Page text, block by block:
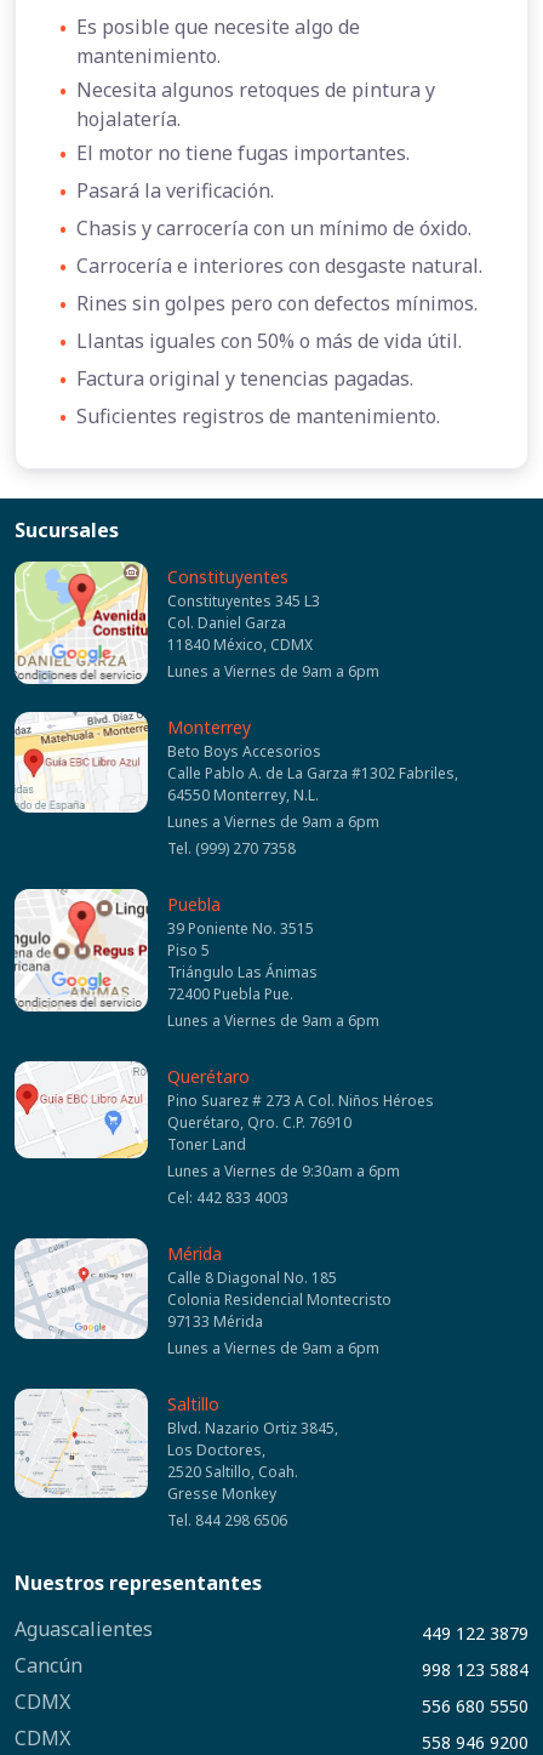
• Es posible que necesite algo de
mantenimiento.
• Necesita algunos retoques de pintura y
hojalatería.
• El motor no tiene fugas importantes.
• Pasará la verificación.
• Chasis y carrocería con un mínimo de óxido.
• Carrocería e interiores con desgaste natural.
• Rines sin golpes pero con defectos mínimos.
• Llantas iguales con 50% o más de vida útil.
• Factura original y tenencias pagadas.
• Suficientes registros de mantenimiento.
Sucursales
Constituyentes
Constituyentes 345 L3
Col. Daniel Garza
11840 México, CDMX
Lunes a Viernes de 9am a 6pm
Monterrey
Beto Boys Accesorios
Calle Pablo A. de La Garza #1302 Fabriles,
64550 Monterrey, N.L.
Lunes a Viernes de 9am a 6pm
Tel. (999) 270 7358
Puebla
39 Poniente No. 3515
Piso 5
Triángulo Las Ánimas
72400 Puebla Pue.
Lunes a Viernes de 9am a 6pm
Querétaro
Pino Suarez # 273 A Col. Niños Héroes
Querétaro, Qro. C.P. 76910
Toner Land
Lunes a Viernes de 9:30am a 6pm
Cel: 442 833 4003
Mérida
Calle 8 Diagonal No. 185
Colonia Residencial Montecristo
97133 Mérida
Lunes a Viernes de 9am a 6pm
Saltillo
Blvd. Nazario Ortiz 3845,
Los Doctores,
2520 Saltillo, Coah.
Gresse Monkey
Tel. 844 298 6506
Nuestros representantes
Aguascalientes
449 122 3879
Cancún 998 123 5884
CDMX 556 680 5550
CDMX 558 946 9200